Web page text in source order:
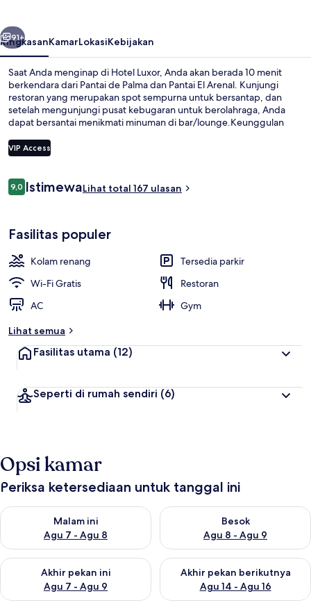
Pantai di sekitar
Berikutnya
91+
RingkasanKamarLokasiKebijakan
Saat Anda menginap di Hotel Luxor, Anda akan berada 10 menit
berkendara dari Pantai de Palma dan Pantai El Arenal. Kunjungi
restoran yang merupakan spot sempurna untuk bersantap, dan
setelah mengunjungi pusat kebugaran untuk berolahraga, Anda
dapat bersantai menikmati minuman di bar/lounge.Keunggulan
musiman, dan kolam renang anak.
VIP Access
Ulasan
9,09,0 dari 10
IstimewaLihat total 167 ulasan
Fasilitas populer
Kolam renang
Tersedia parkir
Wi-Fi Gratis
Restoran
AC
Gym
Lihat semua
Fasilitas utama (12)
Seperti di rumah sendiri (6)
Opsi kamar
Periksa ketersediaan untuk tanggal ini
Malam ini
Agu 7 - Agu 8
Periksa ketersediaan untuk malam ini Agu 7 - Agu 8
Besok
Agu 8 - Agu 9
Periksa ketersediaan untuk
Akhir pekan ini
Agu 7 - Agu 9
Periksa ketersediaan untuk akhir pekan ini Agu 7 - Agu 9
Akhir pekan berikutnya
Agu 14 - Agu 16
Periksa ketersediaan untuk